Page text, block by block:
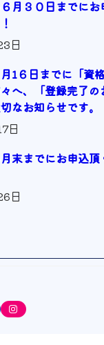
月３０日までに
日
月1６日までに「資
へ、「登録完了
なお知らせです。
日
末までにお申込
日
Instagram